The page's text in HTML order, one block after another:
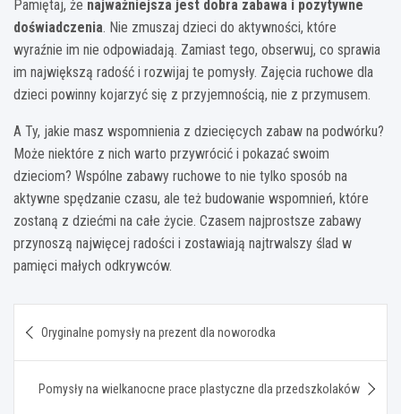
Pamiętaj, że najważniejsza jest dobra zabawa i pozytywne
doświadczenia. Nie zmuszaj dzieci do aktywności, które
wyraźnie im nie odpowiadają. Zamiast tego, obserwuj, co sprawia
im największą radość i rozwijaj te pomysły. Zajęcia ruchowe dla
dzieci powinny kojarzyć się z przyjemnością, nie z przymusem.
A Ty, jakie masz wspomnienia z dziecięcych zabaw na podwórku?
Może niektóre z nich warto przywrócić i pokazać swoim
dzieciom? Wspólne zabawy ruchowe to nie tylko sposób na
aktywne spędzanie czasu, ale też budowanie wspomnień, które
zostaną z dziećmi na całe życie. Czasem najprostsze zabawy
przynoszą najwięcej radości i zostawiają najtrwalszy ślad w
pamięci małych odkrywców.
wpisu
Oryginalne pomysły na prezent dla noworodka
Pomysły na wielkanocne prace plastyczne dla przedszkolaków